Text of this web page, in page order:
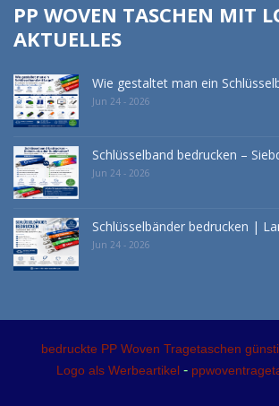
PP WOVEN TASCHEN MIT
AKTUELLES
Wie gestaltet man ein
Jun 24 - 2026
Schlüsselband bedrucken –
Jun 24 - 2026
Schlüsselbänder bedrucken |
Jun 24 - 2026
bedruckte PP Woven Tragetaschen
Logo als Werbeartikel -